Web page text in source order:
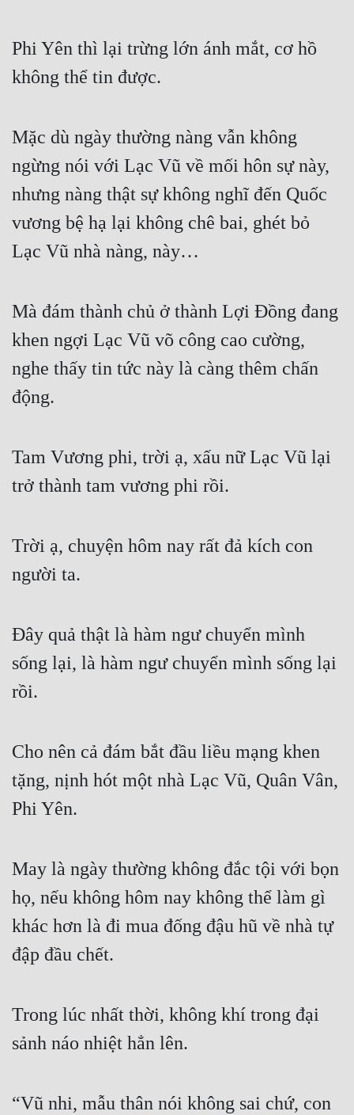
Khoa Huyễn
Khoa Huyễn Không Gian
Kiếm Hiệp
Kỳ Huyễn
Kỳ Ảo
Linh Dị
Làm Giàu
Mạt Thế
Mỹ Thực
Ngược
Nữ Cường
Phong Thủy - Tâm Linh
Phương Tây
Quan Trường
Quân Sự
Sủng
Thanh Xuân
Tiểu Thuyết
Trinh Thám
Triều Đấu
Trùng Sinh
Tu Chân
Phi Yên thì lại trừng lớn ánh mắt, cơ hồ
không thể tin được.
Mặc dù ngày thường nàng vẫn không
ngừng nói với Lạc Vũ về mối hôn sự này,
nhưng nàng thật sự không nghĩ đến Quốc
vương bệ hạ lại không chê bai, ghét bỏ
Lạc Vũ nhà nàng, này…
Mà đám thành chủ ở thành Lợi Đồng đang
khen ngợi Lạc Vũ võ công cao cường,
nghe thấy tin tức này là càng thêm chấn
động.
Tam Vương phi, trời ạ, xấu nữ Lạc Vũ lại
trở thành tam vương phi rồi.
Trời ạ, chuyện hôm nay rất đả kích con
người ta.
Đây quả thật là hàm ngư chuyển mình
sống lại, là hàm ngư chuyển mình sống lại
rồi.
Cho nên cả đám bắt đầu liều mạng khen
tặng, nịnh hót một nhà Lạc Vũ, Quân Vân,
Phi Yên.
May là ngày thường không đắc tội với bọn
họ, nếu không hôm nay không thể làm gì
khác hơn là đi mua đống đậu hũ về nhà tự
đập đầu chết.
Trong lúc nhất thời, không khí trong đại
sảnh náo nhiệt hẳn lên.
“Vũ nhi, mẫu thân nói không sai chứ, con